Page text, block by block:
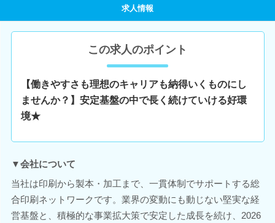
求人情報
この求人のポイント
【働きやすさも理想のキャリアも納得いくものにし
ませんか？】安定基盤の中で長く続けていける好環
境★
▼会社について
当社は印刷から製本・加工まで、一貫体制でサポートする総
合印刷ネットワークです。業界の変動にも動じない堅実な経
営基盤と、積極的な事業拡大策で安定した成長を続け、2026